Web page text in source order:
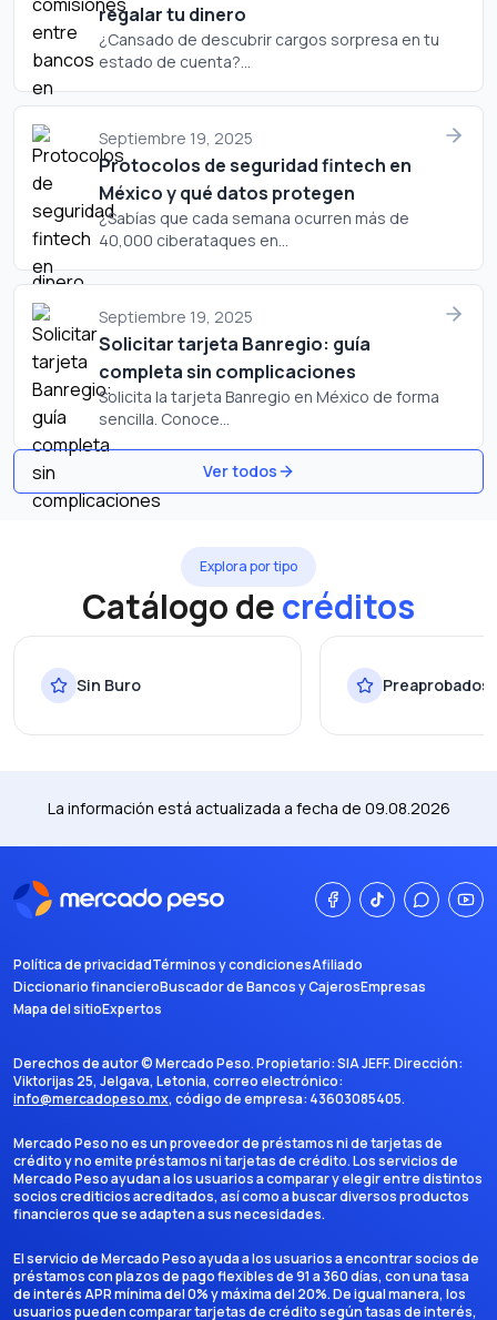
regalar tu dinero
¿Cansado de descubrir cargos sorpresa en tu
estado de cuenta?...
Septiembre 19, 2025
Protocolos de seguridad fintech en
México y qué datos protegen
¿Sabías que cada semana ocurren más de
40,000 ciberataques en...
Septiembre 19, 2025
Solicitar tarjeta Banregio: guía
completa sin complicaciones
Solicita la tarjeta Banregio en México de forma
sencilla. Conoce...
Ver todos
Explora por tipo
Catálogo decréditos
Sin Buro Preaprobados
La información está actualizada a fecha de 09.08.2026
Política de privacidadTérminos y condicionesAfiliado
Diccionario financieroBuscador de Bancos y CajerosEmpresas
Mapa del sitioExpertos
Derechos de autor ©Mercado Peso. Propietario:SIA JEFF. Dirección:
Viktorijas 25, Jelgava, Letonia, correo electrónico:
info@mercadopeso.mx, código de empresa: 43603085405.
Mercado Peso no es un proveedor de préstamos ni de tarjetas de
crédito y no emite préstamos ni tarjetas de crédito. Los servicios de
Mercado Peso ayudan a los usuarios a comparar y elegir entre distintos
socios crediticios acreditados, así como a buscar diversos productos
financieros que se adapten a sus necesidades.
El servicio de Mercado Peso ayuda a los usuarios a encontrar socios de
préstamos con plazos de pago flexibles de 91 a 360 días, con una tasa
de interés APR mínima del 0% y máxima del 20%. De igual manera, los
usuarios pueden comparar tarjetas de crédito según tasas de interés,